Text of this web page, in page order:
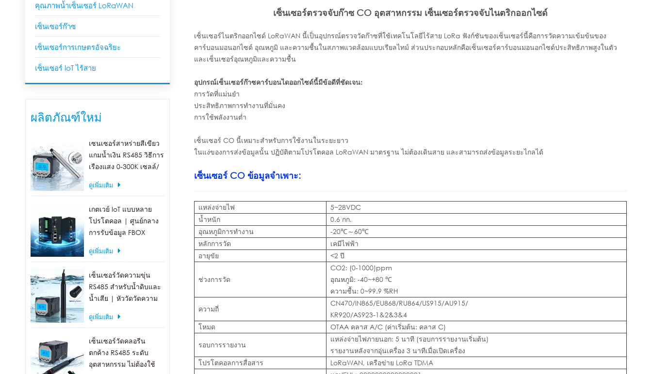
คุณภาพน้ำเซ็นเซอร์ LoRaWAN
เซ็นเซอร์ก๊าซ
เซ็นเซอร์การเกษตรอัจฉริยะ
เซ็นเซอร์ IoT ไร้สาย
ผลิตภัณฑ์ใหม่
เซนเซอร์สาหร่ายสีเขียว
แกมน้ำเงิน RS485 วิธีการ
เรืองแสง 0-300K เซลล์/
ดูเพิ่มเติม
เกตเวย์ IoT แบบหลาย
โปรโตคอล | ศูนย์กลาง
การรับข้อมูล FBOX
ดูเพิ่มเติม
เซ็นเซอร์วัดความขุ่น
RS485 สำหรับน้ำดิบและ
น้ำเสีย | หัววัดวัดความ
ดูเพิ่มเติม
เซ็นเซอร์วัดคลอรีน
ตกค้าง RS485 ระดับ
อุตสาหกรรม ไม่ต้องใช้
เซ็นเซอร์ตรวจจับก๊าซ CO อุตสาหกรรม เซ็นเซอร์ตรวจจับไนตริกออกไซด์
เซ็นเซอร์ไนตริกออกไซด์ LoRaWAN นี้เป็นอุปกรณ์ตรวจวัดก๊าซที่ใช้เทคโนโลยีไร้สาย LoRa ฟังก์ชันของเซ็นเซอร์นี้คือการวัดความเข้มข้นของ
คาร์บอนมอนอกไซด์ อุณหภูมิ และความชื้นในสภาพแวดล้อมแบบเรียลไทม์ ส่วนประกอบหลักคือเซ็นเซอร์คาร์บอนมอนอกไซด์ประสิทธิภาพสูงในตัว
และเซ็นเซอร์อุณหภูมิและความชื้น
อุปกรณ์เซ็นเซอร์ก๊าซคาร์บอนไดออกไซด์นี้มีข้อดีที่ชัดเจน:
การวัดที่แม่นยำ
ประสิทธิภาพการทำงานที่มั่นคง
การใช้พลังงานต่ำ
เซ็นเซอร์ CO นี้เหมาะสำหรับการใช้งานในระยะยาว
ในแง่ของการส่งข้อมูลนั้น ปฏิบัติตามโปรโตคอล LoRaWAN มาตรฐาน ไม่ต้องเดินสาย และสามารถส่งข้อมูลระยะไกลได้
เซ็นเซอร์ CO ข้อมูลจำเพาะ:
แหล่งจ่ายไฟ
5~28VDC
น้ำหนัก
0.6 กก.
อุณหภูมิการทำงาน
-20℃～60℃
หลักการวัด
เคมีไฟฟ้า
อายุขัย
<2 ปี
ช่วงการวัด
CO2: (0-1000)ppm
อุณหภูมิ: -40~+80 ℃
ความชื้น: 0~99.9 %RH
ความถี่
CN470/IN865/EU868/RU864/US915/AU915/
KR920/AS923-1&2&3&4
โหมด
OTAA คลาส A/C (ค่าเริ่มต้น: คลาส C)
รอบการรายงาน
แหล่งจ่ายไฟภายนอก: 5 นาที (รอบการรายงานเริ่มต้น)
รายงานหลังจากอุ่นเครื่อง 3 นาทีเมื่อเปิดเครื่อง
โปรโตคอลการสื่อสาร
LoRaWAN, เครือข่าย LoRa TDMA